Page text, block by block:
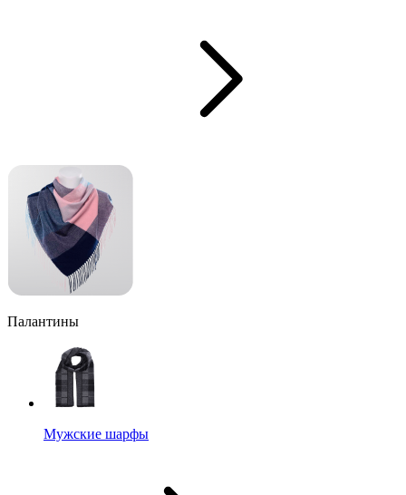
Палантины
Мужские шарфы